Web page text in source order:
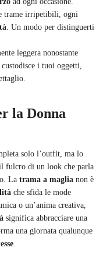
trame irripetibili, ogni
. Un modo per distinguerti
leggera nonostante
custodisce i tuoi oggetti,
la Donna
solo l’outfit, ma lo
fulcro di un look che parla
La trama a maglia non è
che sfida le mode
o un’anima creativa,
significa abbracciare una
una giornata qualunque